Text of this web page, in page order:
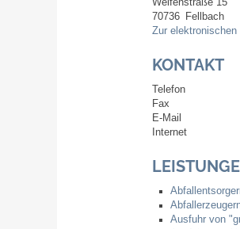
70736
Fellbach
Zur
KONTAKT
Telefon
Fax
E-Mail
Internet
Ausfuhr von